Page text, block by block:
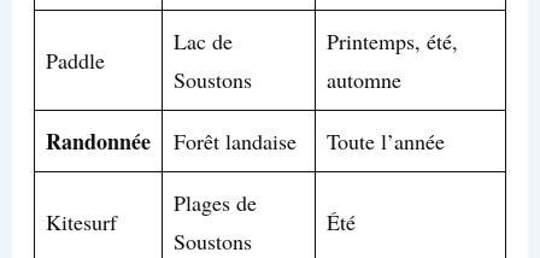
Paddle
Lac de
Soustons
Printemps, été,
automne
Randonnée Forêt landaise Toute l’année
Kitesurf
Plages de
Soustons
Été